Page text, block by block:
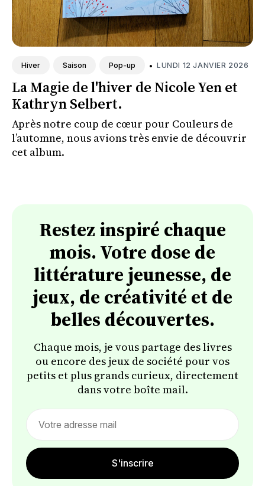
Hiver Saison Pop-up • LUNDI 12 JANVIER 2026
La Magie de l'hiver de Nicole Yen et
Kathryn Selbert.
Après notre coup de cœur pour Couleurs de
l’automne, nous avions très envie de découvrir
cet album.
Restez inspiré chaque
mois. Votre dose de
littérature jeunesse, de
jeux, de créativité et de
belles découvertes.
Chaque mois, je vous partage des livres
ou encore des jeux de société pour vos
petits et plus grands curieux, directement
dans votre boîte mail.
S'inscrire